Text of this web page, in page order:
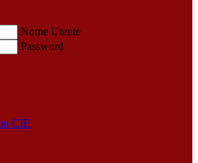
Nome Utente
Password
CIE